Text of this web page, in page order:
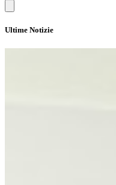
Ultime Notizie